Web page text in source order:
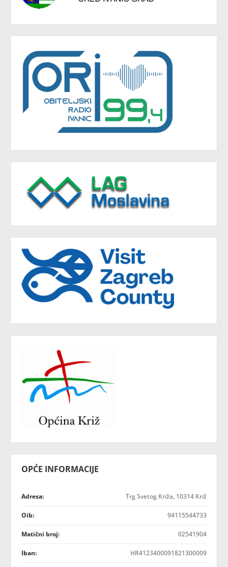
OPĆE INFORMACIJE
Adresa: Trg Svetog Križa, 10314 Križ
Oib: 94115544733
Matični broj: 02541904
Iban: HR4123400091821300009